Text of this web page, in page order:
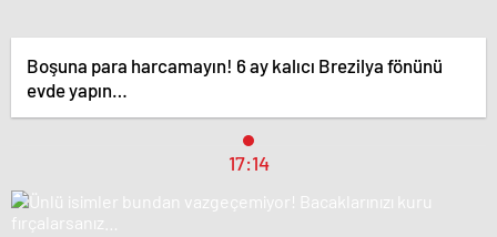
Boşuna para harcamayın! 6 ay kalıcı Brezilya fönünü
evde yapın…
17:14